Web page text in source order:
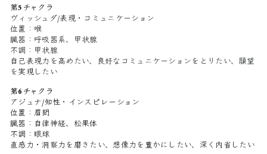
第5チャクラ
ヴィッシュダ/表現・コミュニケーション
位置：喉
臓器：呼吸器系、甲状腺
不調：甲状腺
自己表現力を高めたい、良好なコミュニケーションをとりたい、願望
を実現したい
第6チャクラ
アジュナ/知性・インスピレーション
位置：眉間
臓器：自律神経、松果体
不調：眼球
直感力・洞察力を磨きたい、想像力を豊かにしたい、深く内省したい